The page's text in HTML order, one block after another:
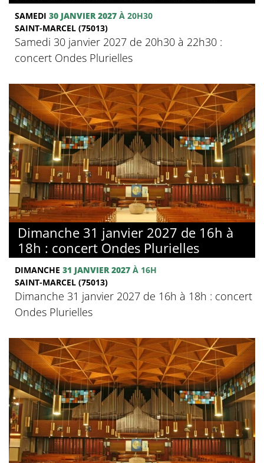
SAMEDI 30 JANVIER 2027 À 20H30
SAINT-MARCEL (75013)
Samedi 30 janvier 2027 de 20h30 à 22h30 :
concert Ondes Plurielles
Dimanche 31 janvier 2027 de 16h à
18h : concert Ondes Plurielles
DIMANCHE 31 JANVIER 2027 À 16H
SAINT-MARCEL (75013)
Dimanche 31 janvier 2027 de 16h à 18h : concert
Ondes Plurielles